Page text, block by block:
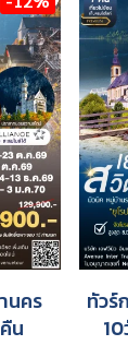
นคร
น
ทัวร์